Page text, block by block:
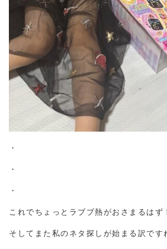
・
・
・
これでちょっとラブブ熱がおさまるはず
そしてまた私のネタ探しが始まる訳です